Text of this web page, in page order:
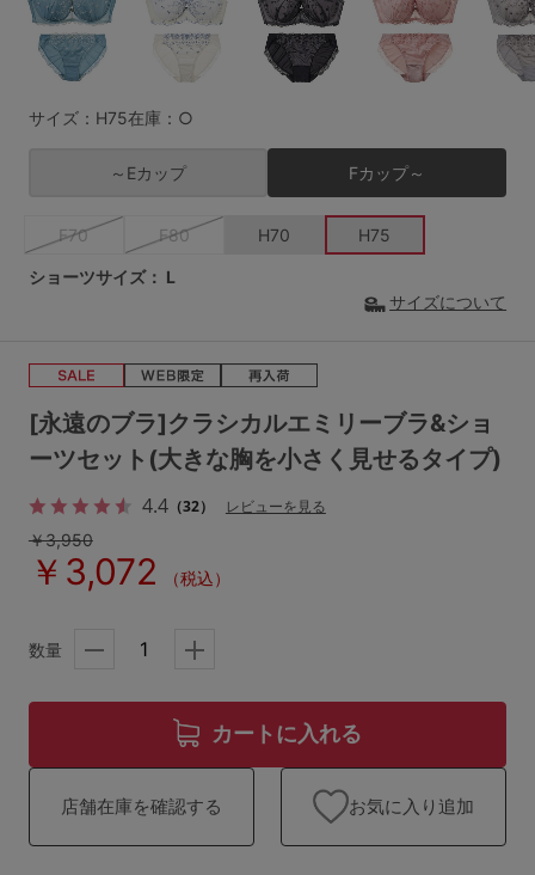
H70
SS M
L LL
S-CD
M-AB M-EF
L-AB L-CD
～999円 1,000～1,999円
2,000～2,999円 3,000～3,999円
4,000円～
セールアイテム
お気に入り
新着アイテム
ランキング
高評価レビューアイテム
検索を閉じる
[永遠のブラ]クラシカルエミリーブラ&ショ
ーツセット(大きな胸を小さく見せるタイプ)
4.4（32）
レビューを見る
￥3,950
￥3,072 （税込）
サイズ：H75在庫：○
～Eカップ Fカップ～
F70 F80 H70 H75
ショーツサイズ： L
サイズについて
数量
カートに入れる
店舗在庫を確認する お気に入り追加